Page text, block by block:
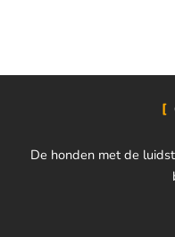
De honden met de